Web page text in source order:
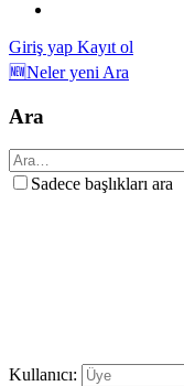
Giriş yap Kayıt ol
🆕Neler yeni Ara
Ara
Sadece başlıkları ara
Kullanıcı: